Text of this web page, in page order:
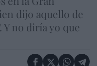
dijo aquello de
no diría yo que